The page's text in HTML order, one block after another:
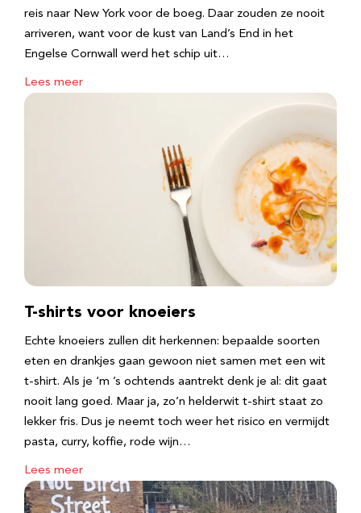
reis naar New York voor de boeg. Daar zouden ze nooit
arriveren, want voor de kust van Land’s End in het
Engelse Cornwall werd het schip uit…
Lees meer
T-shirts voor knoeiers
Echte knoeiers zullen dit herkennen: bepaalde soorten
eten en drankjes gaan gewoon niet samen met een wit
t-shirt. Als je ‘m ’s ochtends aantrekt denk je al: dit gaat
nooit lang goed. Maar ja, zo’n helderwit t-shirt staat zo
lekker fris. Dus je neemt toch weer het risico en vermijdt
pasta, curry, koffie, rode wijn…
Lees meer